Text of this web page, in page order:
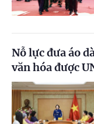
Nỗ lực đưa áo
văn hóa được